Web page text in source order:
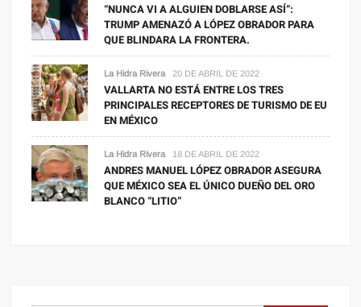
“NUNCA VI A ALGUIEN DOBLARSE ASÍ”:
TRUMP AMENAZÓ A LÓPEZ OBRADOR PARA
QUE BLINDARA LA FRONTERA.
La Hidra Rivera 20 DE ABRIL DE 2022
VALLARTA NO ESTÁ ENTRE LOS TRES
PRINCIPALES RECEPTORES DE TURISMO DE EU
EN MÉXICO
La Hidra Rivera 18 DE ABRIL DE 2022
ANDRES MANUEL LÓPEZ OBRADOR ASEGURA
QUE MÉXICO SEA EL ÚNICO DUEÑO DEL ORO
BLANCO “LITIO”